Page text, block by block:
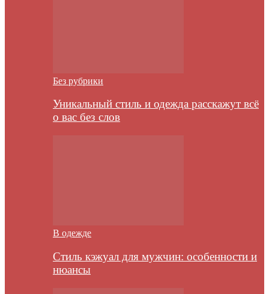
Без рубрики
Уникальный стиль и одежда расскажут всё
о вас без слов
В одежде
Стиль кэжуал для мужчин: особенности и
нюансы